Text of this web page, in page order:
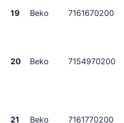
19
Beko 7161670200
20
Beko 7154970200
21
Beko 7161770200